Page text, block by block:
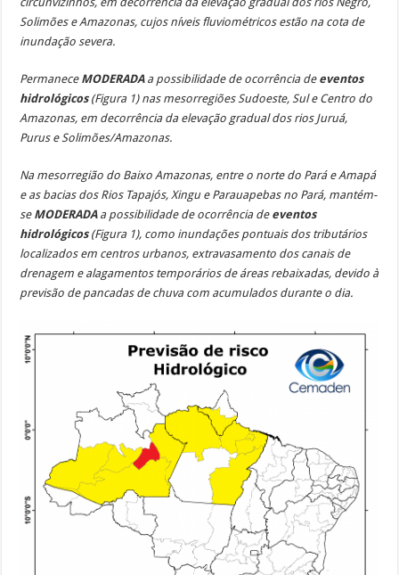
Solimões e Amazonas, cujos níveis fluviométricos estão na cota de
inundação severa.
Permanece MODERADAa possibilidade de ocorrência de eventos
hidrológicos(Figura 1) nas mesorregiões Sudoeste, Sul e Centro do
Amazonas, em decorrência da elevação gradual dos rios Juruá,
Purus e Solimões/Amazonas.
Na mesorregião do Baixo Amazonas, entre o norte do Pará e Amapá
e as bacias dos Rios Tapajós, Xingu e Parauapebas no Pará, mantém-
se MODERADAa possibilidade de ocorrência de eventos
hidrológicos(Figura 1), como inundações pontuais dos tributários
localizados em centros urbanos, extravasamento dos canais de
drenagem e alagamentos temporários de áreas rebaixadas, devido à
previsão de pancadas de chuva com acumulados durante o dia.